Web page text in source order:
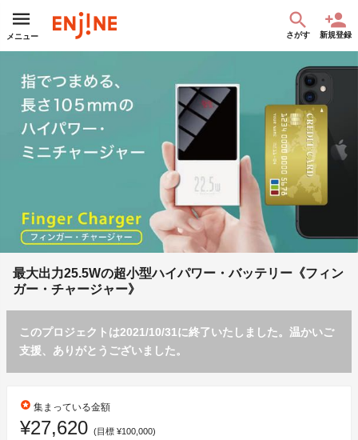
メニュー さがす 新規登録
最大出力25.5Wの超小型ハイパワー・バッテリー《フィン
ガー・チャージャー》
このプロジェクトは2021/10/31に終了いたしました。温かいご
支援、ありがとうございました。
stars 集まっている金額
¥27,620 (目標 ¥100,000)